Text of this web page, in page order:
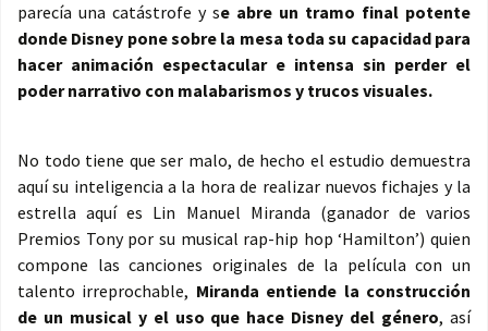
parecía una catástrofe y se abre un tramo final potente
donde Disney pone sobre la mesa toda su capacidad para
hacer animación espectacular e intensa sin perder el
poder narrativo con malabarismos y trucos visuales.
No todo tiene que ser malo, de hecho el estudio demuestra
aquí su inteligencia a la hora de realizar nuevos fichajes y la
estrella aquí es Lin Manuel Miranda (ganador de varios
Premios Tony por su musical rap-hip hop ‘Hamilton’) quien
compone las canciones originales de la película con un
talento irreprochable, Miranda entiende la construcción
de un musical y el uso que hace Disney del género, así